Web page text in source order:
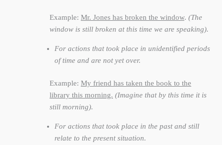
Example: Mr. Jones has broken the window. (The
window is still broken at this time we are speaking).
For actions that took place in unidentified periods
of time and are not yet over.
Example: My friend has taken the book to the
library this morning. (Imagine that by this time it is
still morning).
For actions that took place in the past and still
relate to the present situation.